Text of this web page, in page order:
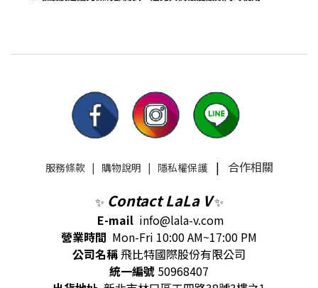
服務條款| 購物說明 | 隱私權保護| 合作相關
✨ Contact LaLa V✨
E-mail info@lala-v.com
營業時間 Mon-Fri 10:00 AM~17:00 PM
公司名稱飛比特國際股份有限公司
統一編號 50968407